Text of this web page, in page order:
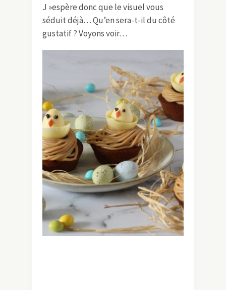
J »espère donc que le visuel vous
séduit déjà… Qu’en sera-t-il du côté
gustatif ? Voyons voir…